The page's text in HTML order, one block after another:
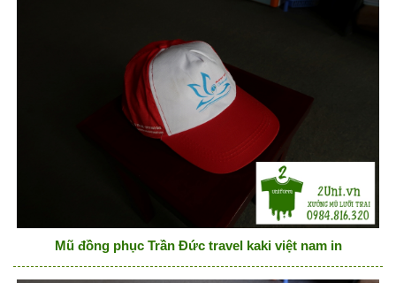
Mũ đồng phục Trần Đức travel kaki việt nam in